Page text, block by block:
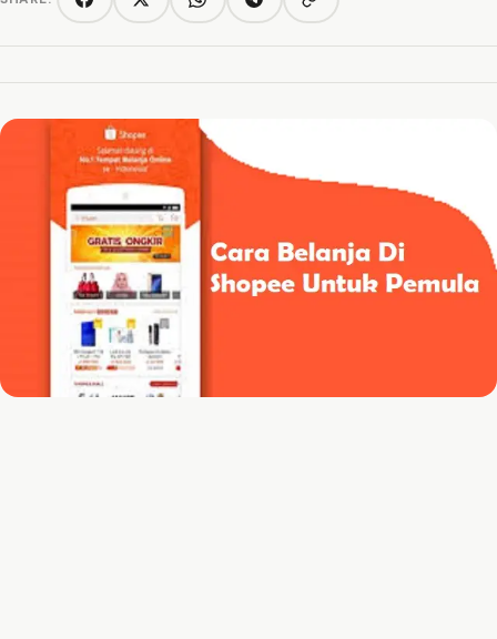
FacebookTwitter/XWhatsAppTelegramCopy link